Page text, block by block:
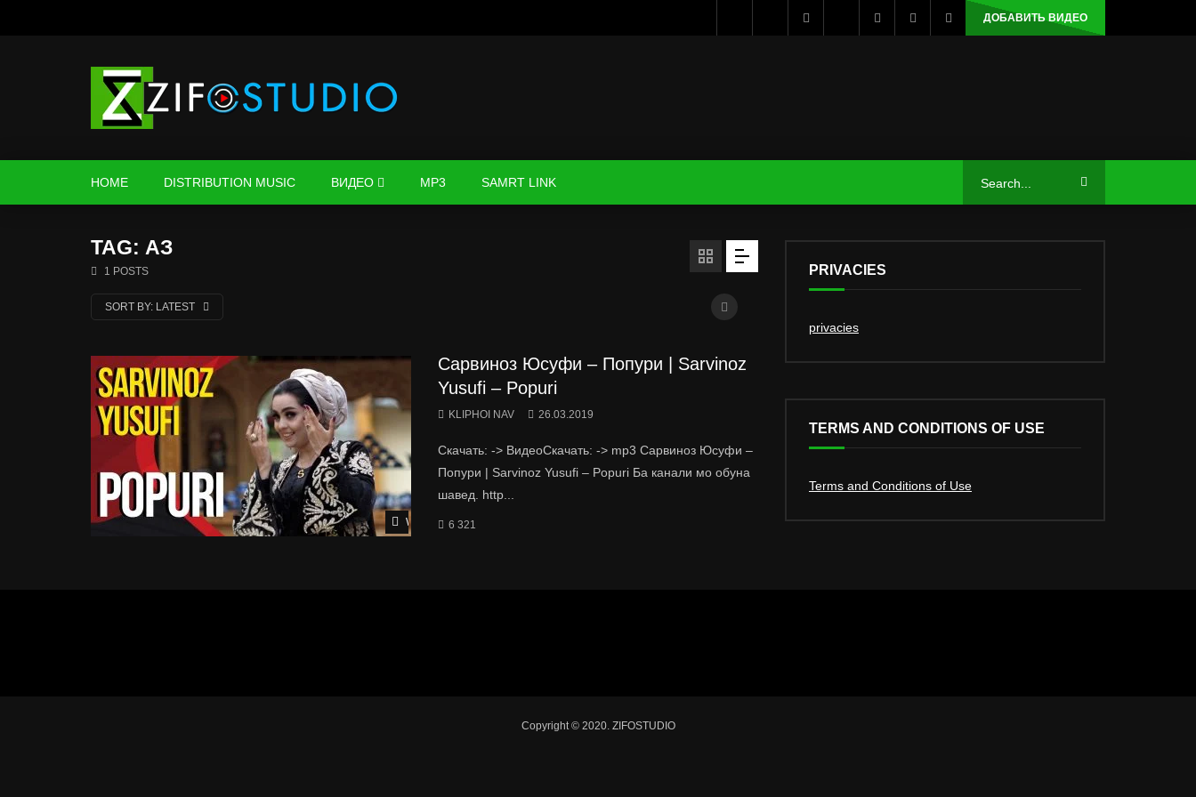
ДОБАВИТЬ ВИДЕО
HOME DISTRIBUTION MUSIC ВИДЕО MP3 SAMRT LINK
TAG: АЗ
1 POSTS
SORT BY: LATEST
Watch Later
Сарвиноз Юсуфи – Попури | Sarvinoz
Yusufi – Popuri
KLIPHOI NAV 26.03.2019
Скачать: -> ВидеоСкачать: -> mp3 Сарвиноз Юсуфи –
Попури | Sarvinoz Yusufi – Popuri Ба канали мо обуна
шавед. http...
6 321
PRIVACIES
privacies
TERMS AND CONDITIONS OF USE
Terms and Conditions of Use
Copyright © 2020. ZIFOSTUDIO